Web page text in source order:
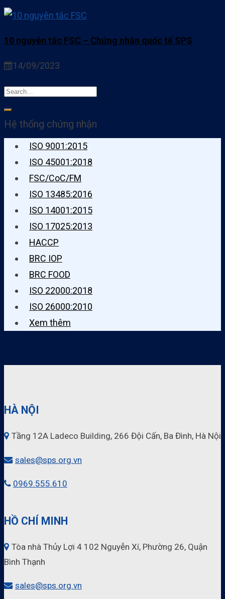
10 nguyên tắc FSC – Chứng nhận quốc tế SPS
14/09/2023
Hệ thống chứng nhận
ISO 9001:2015
ISO 45001:2018
FSC/CoC/FM
ISO 13485:2016
ISO 14001:2015
ISO 17025:2013
HACCP
BRC IOP
BRC FOOD
ISO 22000:2018
ISO 26000:2010
Xem thêm
HÀ NỘI
Tầng 12A Ladeco Building, 266 Đội Cấn, Ba Đình, Hà Nội
sales@sps.org.vn
0969.555.610
HỒ CHÍ MINH
Tòa nhà Thủy Lợi 4 102 Nguyễn Xí, Phường 26, Quận
Bình Thạnh
sales@sps.org.vn